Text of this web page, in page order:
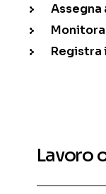
Registra
Lavoro